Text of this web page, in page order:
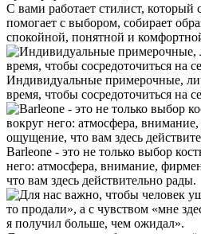
С вами работает стилист, который
помогает с выбором, собирает
спокойной, понятной и
Индивидуальные примерочные,
время, чтобы сосредоточиться на
Barleone - это не только выбор
него: атмосфера, внимание,
что вам здесь действительно рады.